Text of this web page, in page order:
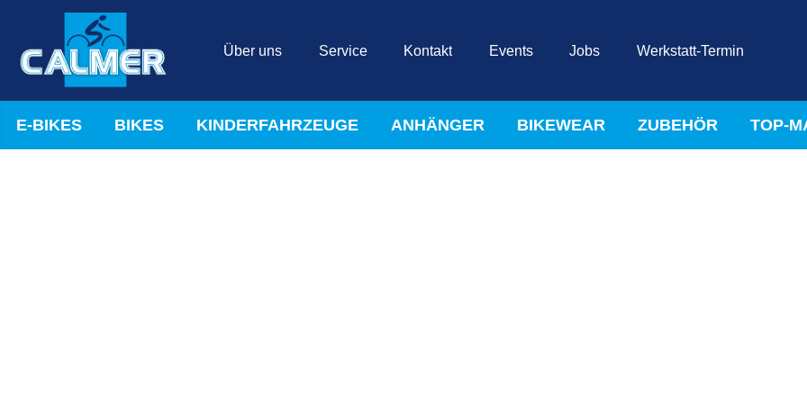
Über uns Service Kontakt Events Jobs Werkstatt-Termin
E-BIKES BIKES KINDERFAHRZEUGE ANHÄNGER BIKEWEAR ZUBEHÖR TOP-